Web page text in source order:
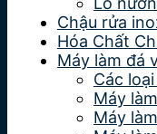
Chậu rửa
Hóa Chất
Máy làm đá
Các
Máy
Máy